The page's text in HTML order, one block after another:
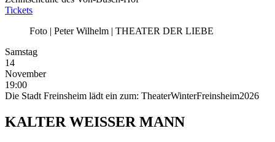
Tickets
Foto | Peter Wilhelm | THEATER DER LIEBE
Samstag
14
November
19:00
Die Stadt Freinsheim lädt ein zum: TheaterWinterFreinsheim2026
KALTER WEISSER MANN